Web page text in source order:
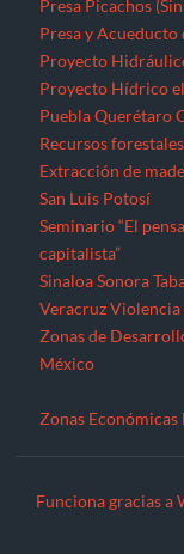
Presa Picachos
Presa y
Proyecto
Proyecto Hídrico
Puebla Querétaro
Recursos forestales
Extracción de
San Luis Potosí
Seminario “El
capitalista”
Sinaloa Sonora
Veracruz
Zonas de
México
Zonas Económicas
Funciona gracias a